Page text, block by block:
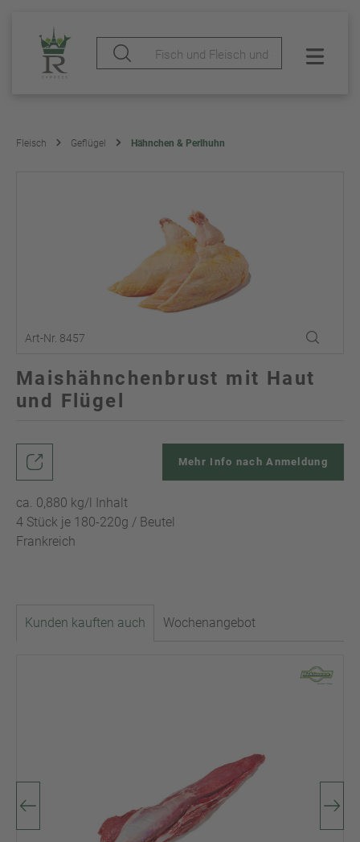
Fleisch Geflügel Hähnchen & Perlhuhn
Art-Nr. 8457
Maishähnchenbrust mit Haut
und Flügel
ca. 0,880 kg/l Inhalt
4 Stück je 180-220g / Beutel
Frankreich
Mehr Info nach Anmeldung
Kunden kauften auch Wochenangebot